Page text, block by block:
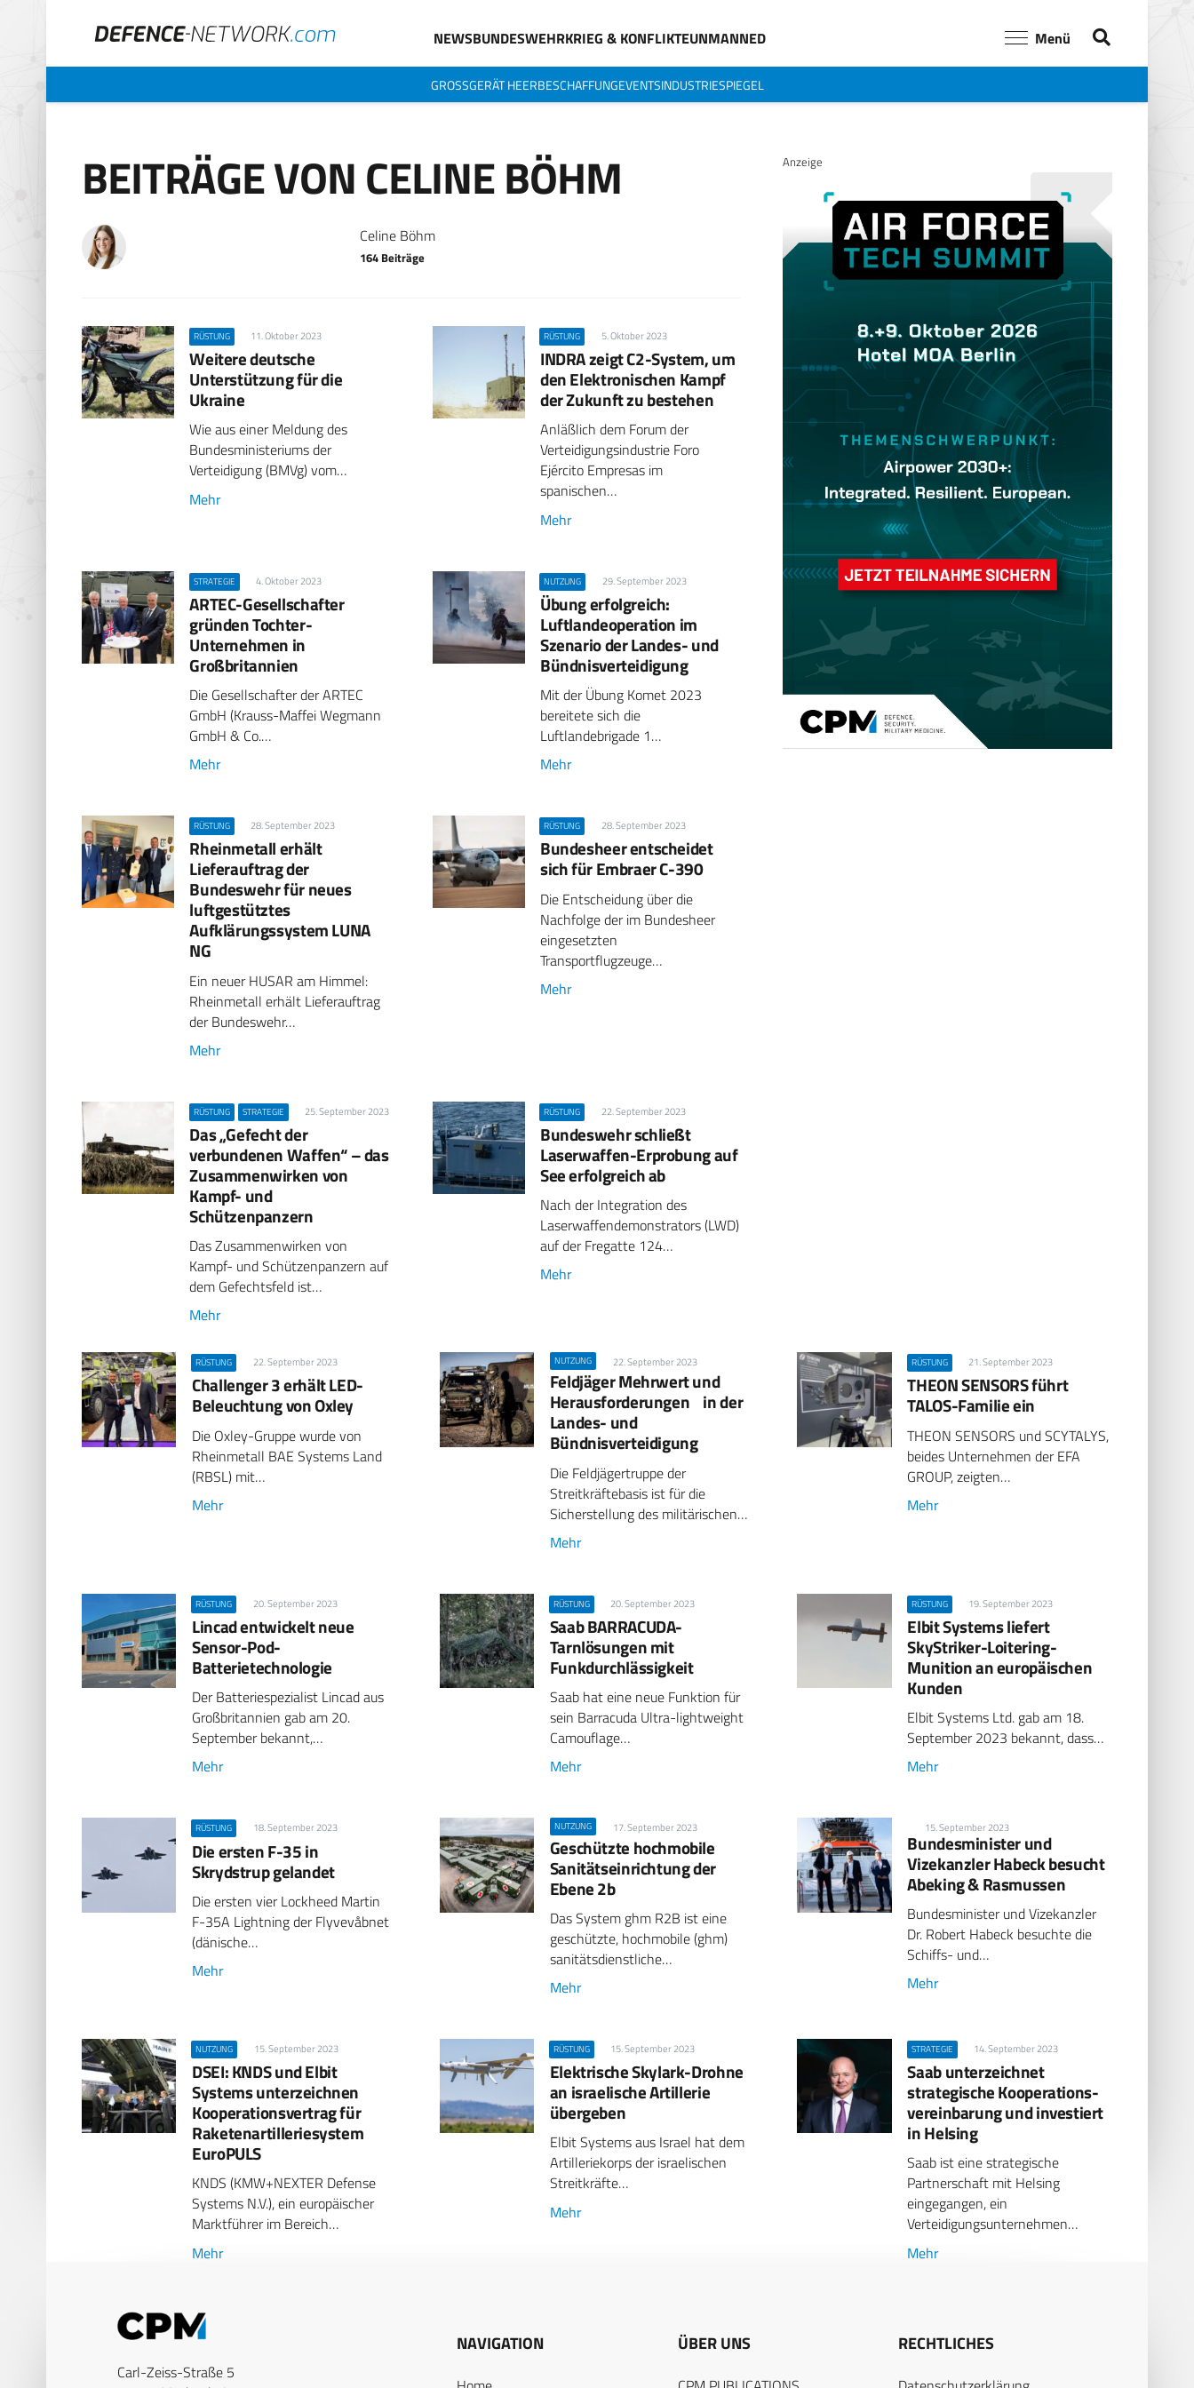
NEWSBUNDESWEHRKRIEG & KONFLIKTEUNMANNED Menü
GROSSGERÄT HEERBESCHAFFUNGEVENTSINDUSTRIESPIEGEL
BEITRÄGE VON CELINE BÖHM
Celine Böhm
164 Beiträge
RÜSTUNG 11. Oktober 2023
Weitere deutsche
Unterstützung für die
Ukraine
Wie aus einer Meldung des
Bundesministeriums der
Verteidigung (BMVg) vom…
Mehr
RÜSTUNG 5. Oktober 2023
INDRA zeigt C2-System, um
den Elektronischen Kampf
der Zukunft zu bestehen
Anläßlich dem Forum der
Verteidigungsindustrie Foro
Ejército Empresas im
spanischen…
Mehr
STRATEGIE 4. Oktober 2023
ARTEC-Gesellschafter
gründen Tochter-
Unternehmen in
Großbritannien
Die Gesellschafter der ARTEC
GmbH (Krauss-Maffei Wegmann
GmbH & Co.…
Mehr
NUTZUNG 29. September 2023
Übung erfolgreich:
Luftlandeoperation im
Szenario der Landes- und
Bündnis­verteidigung
Mit der Übung Komet 2023
bereitete sich die
Luftlandebrigade 1…
Mehr
RÜSTUNG 28. September 2023
Rheinmetall erhält
Lieferauftrag der
Bundeswehr für neues
luftgestütztes
Aufklärungssystem LUNA
NG
Ein neuer HUSAR am Himmel:
Rheinmetall erhält Lieferauftrag
der Bundeswehr…
Mehr
RÜSTUNG 28. September 2023
Bundesheer entscheidet
sich für Embraer C-390
Die Entscheidung über die
Nachfolge der im Bundesheer
eingesetzten
Transportflugzeuge…
Mehr
RÜSTUNG STRATEGIE 25. September 2023
Das „Gefecht der
verbundenen Waffen“ – das
Zusammenwirken von
Kampf- und
Schützenpanzern
Das Zusammenwirken von
Kampf- und Schützenpanzern auf
dem Gefechtsfeld ist…
Mehr
RÜSTUNG 22. September 2023
Bundeswehr schließt
Laserwaffen-Erprobung auf
See erfolgreich ab
Nach der Integration des
Laserwaffendemonstrators (LWD)
auf der Fregatte 124…
Mehr
Anzeige
RÜSTUNG 22. September 2023
Challenger 3 erhält LED-
Beleuchtung von Oxley
Die Oxley-Gruppe wurde von
Rheinmetall BAE Systems Land
(RBSL) mit…
Mehr
NUTZUNG 22. September 2023
Feldjäger Mehrwert und
Herausforderungen in der
Landes- und
Bündnisverteidigung
Die Feldjägertruppe der
Streitkräftebasis ist für die
Sicherstellung des militärischen…
Mehr
RÜSTUNG 21. September 2023
THEON SENSORS führt
TALOS-Familie ein
THEON SENSORS und SCYTALYS,
beides Unternehmen der EFA
GROUP, zeigten…
Mehr
RÜSTUNG 20. September 2023
Lincad entwickelt neue
Sensor-Pod-
Batterietechnologie
Der Batteriespezialist Lincad aus
Großbritannien gab am 20.
September bekannt,…
Mehr
RÜSTUNG 20. September 2023
Saab BARRACUDA-
Tarnlösungen mit
Funkdurch­lässigkeit
Saab hat eine neue Funktion für
sein Barracuda Ultra-lightweight
Camouflage…
Mehr
RÜSTUNG 19. September 2023
Elbit Systems liefert
SkyStriker-Loitering-
Munition an europäischen
Kunden
Elbit Systems Ltd. gab am 18.
September 2023 bekannt, dass…
Mehr
RÜSTUNG 18. September 2023
Die ersten F-35 in
Skrydstrup gelandet
Die ersten vier Lockheed Martin
F-35A Lightning der Flyvevåbnet
(dänische…
Mehr
NUTZUNG 17. September 2023
Geschützte hochmobile
Sanitätseinrichtung der
Ebene 2b
Das System ghm R2B ist eine
geschützte, hochmobile (ghm)
sanitätsdienstliche…
Mehr
15. September 2023
Bundesminister und
Vizekanzler Habeck besucht
Abeking & Rasmussen
Bundesminister und Vizekanzler
Dr. Robert Habeck besuchte die
Schiffs- und…
Mehr
NUTZUNG 15. September 2023
DSEI: KNDS und Elbit
Systems unterzeichnen
Kooperations­vertrag für
Raketenartillerie­system
EuroPULS
KNDS (KMW+NEXTER Defense
Systems N.V.), ein europäischer
Marktführer im Bereich…
Mehr
RÜSTUNG 15. September 2023
Elektrische Skylark-Drohne
an israelische Artillerie
übergeben
Elbit Systems aus Israel hat dem
Artilleriekorps der israelischen
Streitkräfte…
Mehr
STRATEGIE 14. September 2023
Saab unterzeichnet
strategische Kooperations­
vereinbarung und investiert
in Helsing
Saab ist eine strategische
Partnerschaft mit Helsing
eingegangen, ein
Verteidigungsunternehmen…
Mehr
Carl-Zeiss-Straße 5
NAVIGATION ÜBER UNS RECHTLICHES